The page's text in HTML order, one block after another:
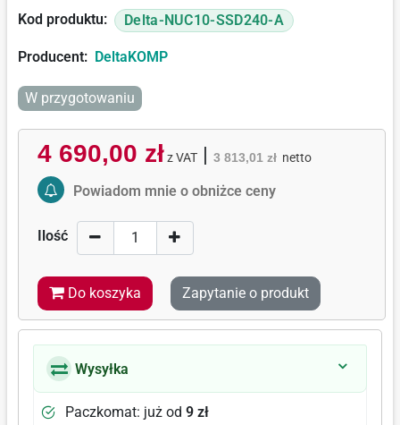
Kod produktu: Delta-NUC10-SSD240-A
Producent: DeltaKOMP
W przygotowaniu
4 690,00 zł z VAT| 3 813,01 zł netto
Activate Price Alert
Powiadom mnie o obniżce ceny
Ilość
Do koszyka Zapytanie o produkt
Wysyłka
Paczkomat: już od 9 zł